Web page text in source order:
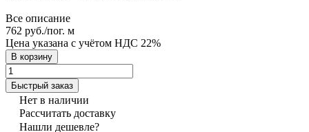
Все описание
762 руб./пог. м
Цена указана с учётом НДС 22%
В корзину
Быстрый заказ
Нет в наличии
Рассчитать доставку
Нашли дешевле?